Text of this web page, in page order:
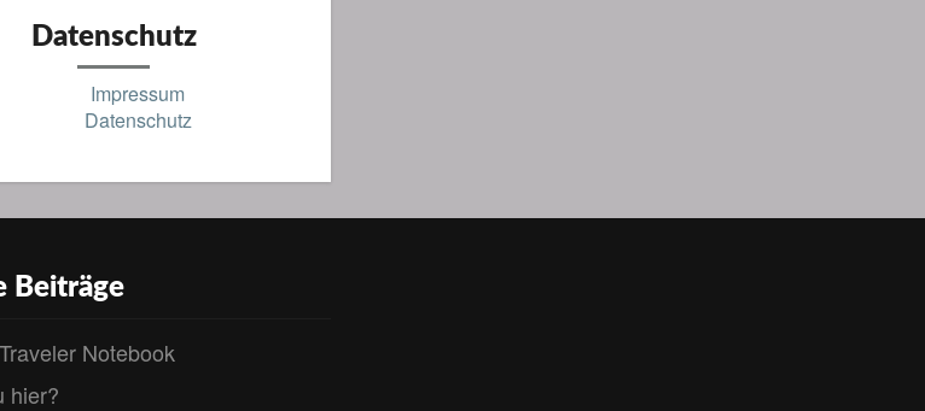
Datenschutz
Impressum
Datenschutz
Beiträge
Notebook
hier?